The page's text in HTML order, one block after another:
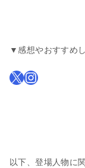
▼感想やおすすめ
以下、登場人物に